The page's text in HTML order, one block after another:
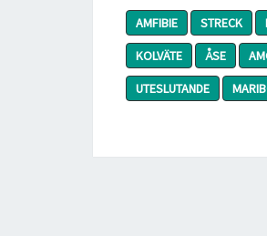
AMFIBIE STRECK
KOLVÄTE
ÅSE
UTESLUTANDE